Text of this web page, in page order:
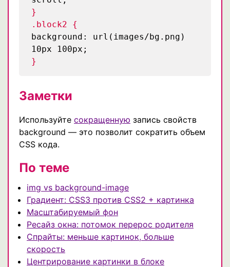
}
.block2 {
background: url(images/bg.png)
10px 100px;
}
Заметки
Используйте сокращенную запись свойств
background — это позволит сократить объем
CSS кода.
По теме
img vs background-image
Градиент: CSS3 против CSS2 + картинка
Масштабируемый фон
Ресайз окна: потомок перерос родителя
Спрайты: меньше картинок, больше
скорость
Центрирование картинки в блоке